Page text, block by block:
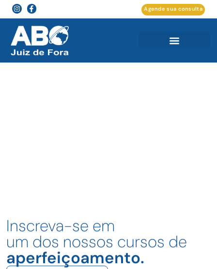
Agende sua consulta
Inscreva-se em
um dos nossos cursos de
aperfeiçoamento.